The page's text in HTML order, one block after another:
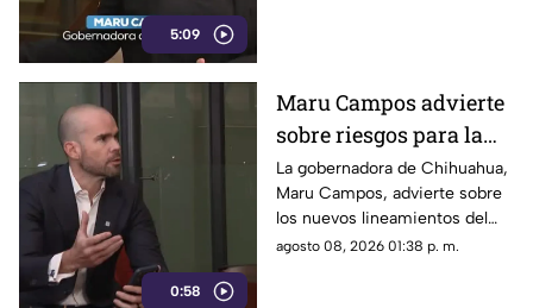
5:09
0:58
Maru Campos advierte
sobre riesgos para la
libertad de expresión
La gobernadora de Chihuahua,
Maru Campos, advierte sobre
los nuevos lineamientos del
Gobierno Federal que
agosto 08, 2026 01:38 p. m.